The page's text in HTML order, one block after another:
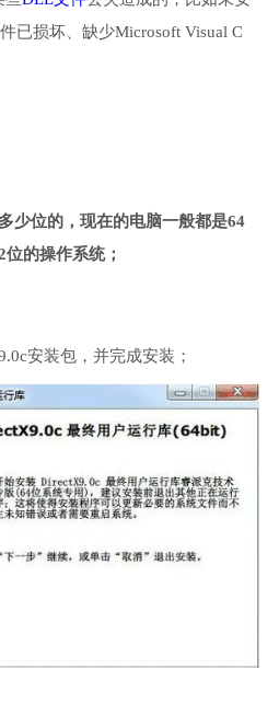
已损坏、缺少Microsoft Visual C
少位的，现在的电脑一般都是64
的操作系统；
安装包，并完成安装；